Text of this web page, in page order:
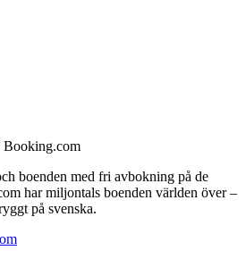
Booking.com
boenden med fri avbokning på de
har miljontals boenden världen över –
på svenska.